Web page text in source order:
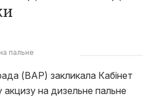
пальне
(ВАР) закликала Кабінет
акцизу на дизельне пальне